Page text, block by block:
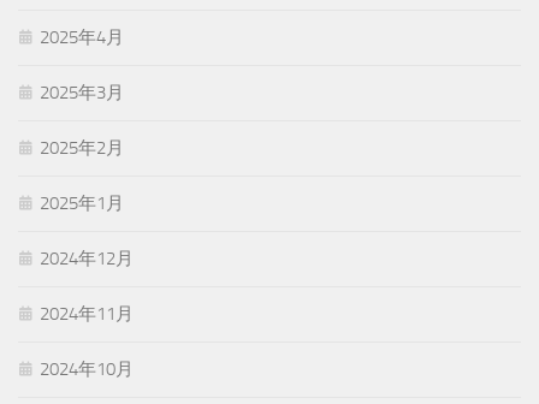
2025年4月
2025年3月
2025年2月
2025年1月
2024年12月
2024年11月
2024年10月